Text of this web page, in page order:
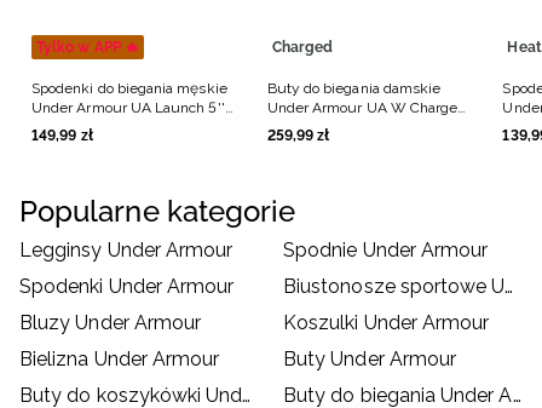
Tylko w APP 🔥
Spodenki do biegania męskie
Under Armour UA Launch 5''
Shorts - czarne
149,99 zł
Charged
Buty do biegania damskie
Under Armour UA W Charged
Surge 4 - białe
259,99 zł
Lng
139,
Popularne kategorie
Legginsy Under Armour
Spodnie Under Armour
Spodenki Under Armour
Biustonosze sportowe Under Armour
Bluzy Under Armour
Koszulki Under Armour
Bielizna Under Armour
Buty Under Armour
Buty do koszykówki Under Armour
Buty do biegania Under Armour